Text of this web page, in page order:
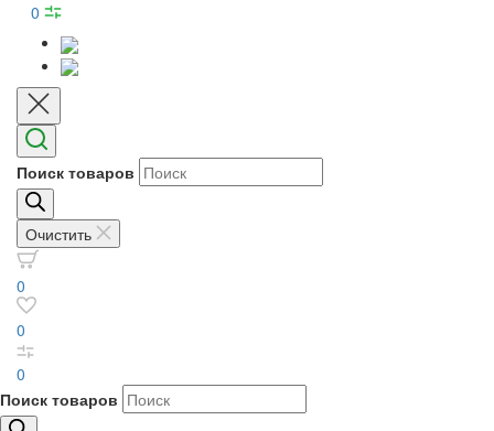
0
Поиск товаров
Очистить
0
0
0
Поиск товаров